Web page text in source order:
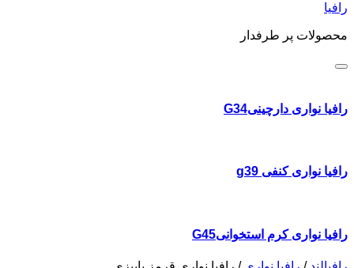
رافیا
محصولات پر طرفدار
رافیا نواری دارچینیG34
رافیا نواری کنفی g39
رافیا نواری کرم استخوانیG45